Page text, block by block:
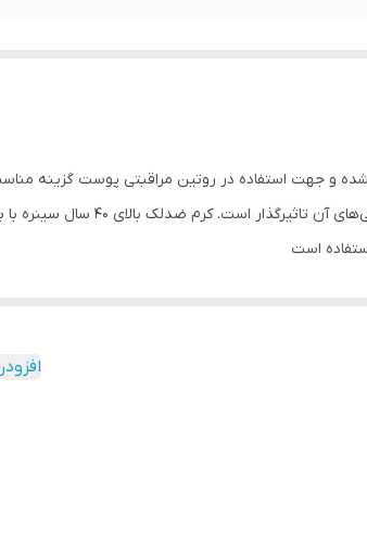
رنج می‌برند فرموله شده و جهت استفاده در روتین مراقبتی پوست گزینه
شمار می‌رود. این محصول با بهره‌گیری از مواد روشن‌کننده گیاهی به لایه‌های زیرین پوست نفوذ نموده و در کاهش لک و تیرگی‌های آن
است